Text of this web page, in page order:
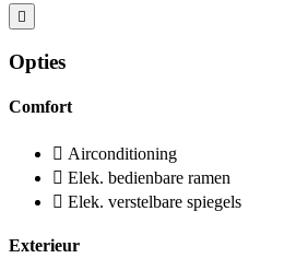
Opties
Comfort
Airconditioning
Elek. bedienbare ramen
Elek. verstelbare spiegels
Exterieur